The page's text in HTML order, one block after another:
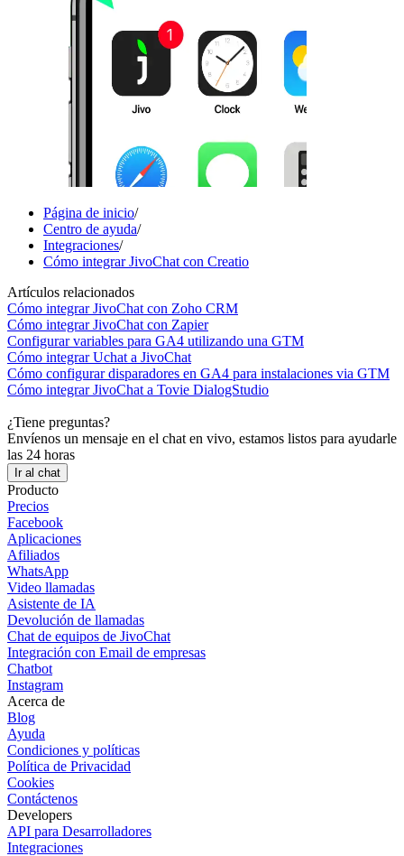
Página de inicio/
Centro de ayuda/
Integraciones/
Cómo integrar JivoChat con Creatio
Artículos relacionados
Cómo integrar JivoChat con Zoho CRM
Cómo integrar JivoChat con Zapier
Configurar variables para GA4 utilizando una GTM
Cómo integrar Uchat a JivoChat
Cómo configurar disparadores en GA4 para instalaciones via GTM
Cómo integrar JivoChat a Tovie DialogStudio
¿Tiene preguntas?
Envíenos un mensaje en el chat en vivo, estamos listos para ayudarle
las 24 horas
Ir al chat
Producto
Precios
Facebook
Aplicaciones
Afiliados
WhatsApp
Video llamadas
Asistente de IA
Devolución de llamadas
Chat de equipos de JivoChat
Integración con Email de empresas
Chatbot
Instagram
Acerca de
Blog
Ayuda
Condiciones y políticas
Política de Privacidad
Cookies
Contáctenos
Developers
API para Desarrolladores
Integraciones